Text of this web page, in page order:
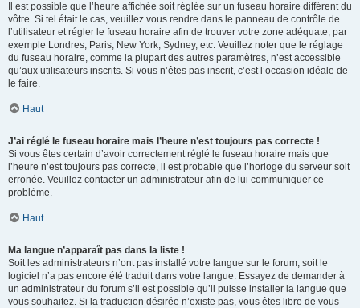
Il est possible que l’heure affichée soit réglée sur un fuseau horaire différent du
vôtre. Si tel était le cas, veuillez vous rendre dans le panneau de contrôle de
l’utilisateur et régler le fuseau horaire afin de trouver votre zone adéquate, par
exemple Londres, Paris, New York, Sydney, etc. Veuillez noter que le réglage
du fuseau horaire, comme la plupart des autres paramètres, n’est accessible
qu’aux utilisateurs inscrits. Si vous n’êtes pas inscrit, c’est l’occasion idéale de
le faire.
Haut
J’ai réglé le fuseau horaire mais l’heure n’est toujours pas correcte !
Si vous êtes certain d’avoir correctement réglé le fuseau horaire mais que
l’heure n’est toujours pas correcte, il est probable que l’horloge du serveur soit
erronée. Veuillez contacter un administrateur afin de lui communiquer ce
problème.
Haut
Ma langue n’apparaît pas dans la liste !
Soit les administrateurs n’ont pas installé votre langue sur le forum, soit le
logiciel n’a pas encore été traduit dans votre langue. Essayez de demander à
un administrateur du forum s’il est possible qu’il puisse installer la langue que
vous souhaitez. Si la traduction désirée n’existe pas, vous êtes libre de vous